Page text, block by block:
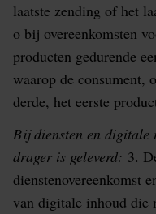
laatste zending of het
o bij overeenkomsten
producten gedurende
waarop de consument,
derde, het eerste
Bij diensten en digitale
drager is geleverd: 3.
dienstenovereenkomst
van digitale inhoud die